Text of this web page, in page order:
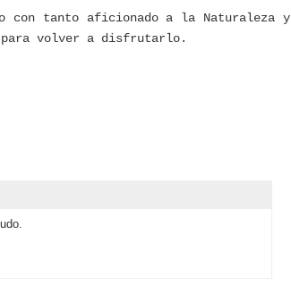
con tanto aficionado a la Naturaleza y
para volver a disfrutarlo.